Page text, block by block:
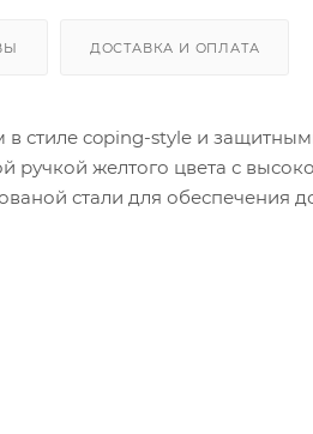
ДОСТАВКА И ОПЛАТА
стиле coping-style и
желтого цвета с
стали для обеспечения